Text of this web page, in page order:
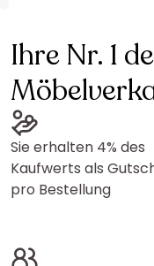
Ihre Nr. 1
Sie erhalten 4% des
Kaufwerts als
pro Bestellung